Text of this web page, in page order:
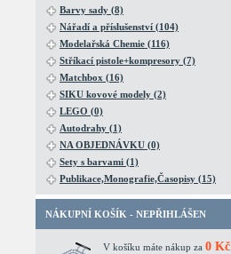
Barvy sady (8)
Nářadí a příslušenství (104)
Modelařská Chemie (116)
Stříkací pistole+kompresory (7)
Matchbox (16)
SIKU kovové modely (2)
LEGO (0)
Autodrahy (1)
NA OBJEDNÁVKU (0)
Sety s barvami (1)
Publikace,Monografie,Časopisy (15)
NÁKUPNÍ KOŠÍK - NEPŘIHLÁŠEN
V košíku máte nákup za 0 Kč